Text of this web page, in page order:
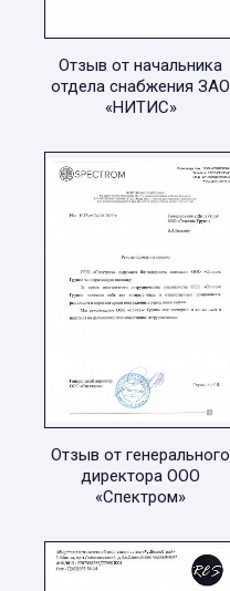
Отзыв от начальника
отдела снабжения ЗАО
«НИТИС»
Отзыв от генерального
директора ООО
«Спектром»